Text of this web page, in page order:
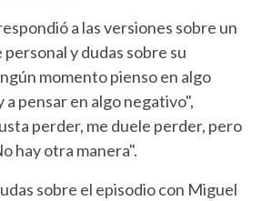
a las versiones sobre un
y dudas sobre su
momento pienso en algo
pensar en algo negativo",
perder, me duele perder, pero
hay otra manera".
sobre el episodio con Miguel